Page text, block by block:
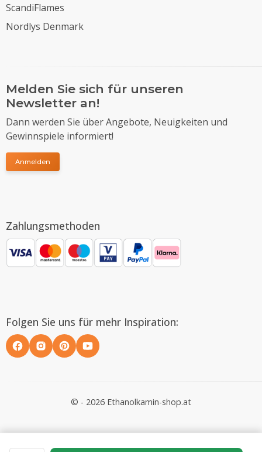
ScandiFlames
Nordlys Denmark
Melden Sie sich für unseren
Newsletter an!
Dann werden Sie über Angebote, Neuigkeiten und
Gewinnspiele informiert!
Anmelden
Zahlungsmethoden
Folgen Sie uns für mehr Inspiration:
© - 2026 Ethanolkamin-shop.at